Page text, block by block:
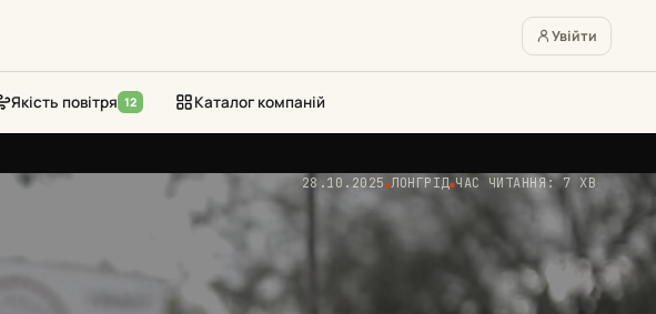
Увійти
Якість повітря 12 Каталог компаній
28.10.2025 ●ЛОНГРІД●ЧАС ЧИТАННЯ: 7 ХВ